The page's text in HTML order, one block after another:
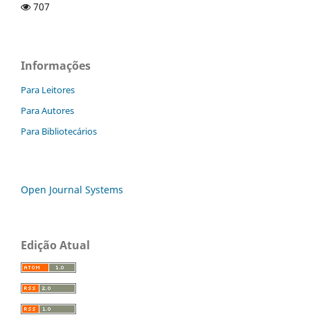
707
Informações
Para Leitores
Para Autores
Para Bibliotecários
Open Journal Systems
Edição Atual